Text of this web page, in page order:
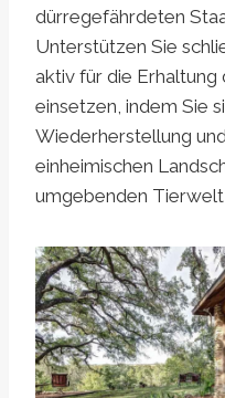
dürregefährdeten
Unterstützen Sie
aktiv für die Erhaltung
einsetzen, indem Sie
Wiederherstellung
einheimischen
umgebenden